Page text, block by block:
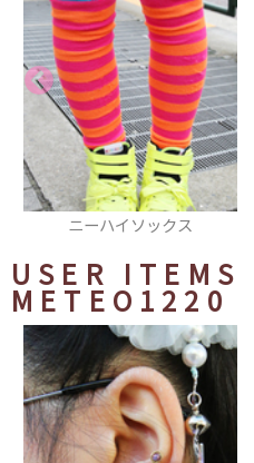
ネックレス
USER ITEMS
METEO1220